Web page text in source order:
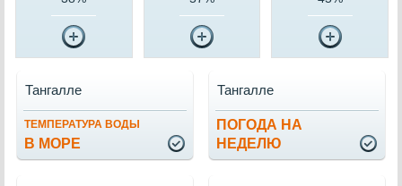
ТЕМПЕРАТУРА ВОДЫ
В МОРЕ
Тангалле
ПОГОДА НА
НЕДЕЛЮ
Тангалле